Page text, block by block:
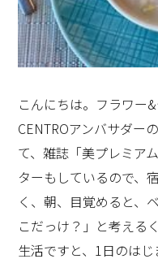
にキッチンで学んだ「
な心、豊かな人生を育
せん。
https://cleanup.jp/
鬼頭郁子 HPhttps://
だから、きっとエリゼ
ど使わなくても、フォ
ているのでしょう。言
いのですが、同席して
たのは、「人の話をシ
した。蟹の殻と格闘し
こんにちは。フラワー
CENTROアンバサダー
て、雑誌「美プレミア
ターもしているので、
く、朝、目覚めると、
こだっけ？」と考える
生活ですと、1日のは